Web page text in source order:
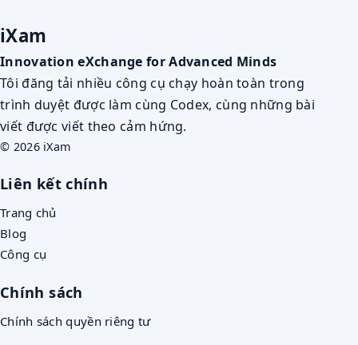
iXam
Innovation eXchange for Advanced Minds
Tôi đăng tải nhiều công cụ chạy hoàn toàn trong
trình duyệt được làm cùng Codex, cùng những bài
viết được viết theo cảm hứng.
© 2026 iXam
Liên kết chính
Trang chủ
Blog
Công cụ
Chính sách
Chính sách quyền riêng tư